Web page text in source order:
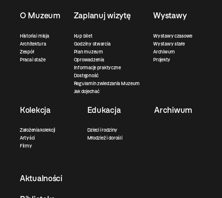
O Muzeum
Historia i misja
Architektura
Zespół
Praca i staże
Zaplanuj wizytę
Kup bilet
Godziny otwarcia
Plan muzeum
Oprowadzenia
Informacje praktyczne
Dostępność
Regulamin zwiedzania Muzeum
Jak dojechać
Wystawy
Wystawy czasowe
Wystawy stałe
Archiwum
Projekty
Kolekcja
Założenia kolekcji
Artyści
Filmy
Edukacja
Dzieci i rodziny
Młodzież i dorośli
Archiwum
Aktualności